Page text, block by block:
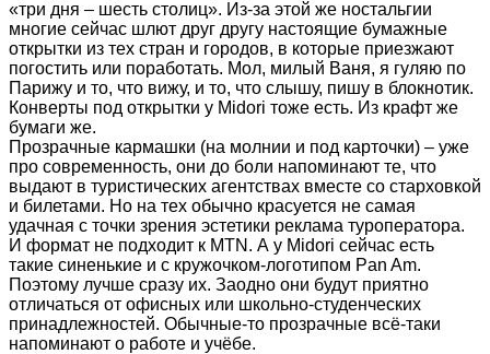
«три дня – шесть столиц». Из-за этой же ностальгии
многие сейчас шлют друг другу настоящие бумажные
открытки из тех стран и городов, в которые приезжают
погостить или поработать. Мол, милый Ваня, я гуляю по
Парижу и то, что вижу, и то, что слышу, пишу в блокнотик.
Конверты под открытки у Midori тоже есть. Из крафт же
бумаги же.
Прозрачные кармашки (на молнии и под карточки) – уже
про современность, они до боли напоминают те, что
выдают в туристических агентствах вместе со старховкой
и билетами. Но на тех обычно красуется не самая
удачная с точки зрения эстетики реклама туроператора.
И формат не подходит к MTN. А у Midori сейчас есть
такие синенькие и с кружочком-логотипом Pan Am.
Поэтому лучше сразу их. Заодно они будут приятно
отличаться от офисных или школьно-студенческих
принадлежностей. Обычные-то прозрачные всё-таки
напоминают о работе и учёбе.